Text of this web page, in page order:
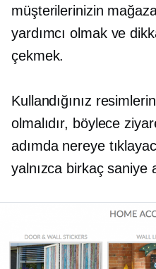
müşterilerinizin
yardımcı olmak ve
çekmek.
Kullandığınız
olmalıdır, böylece
adımda nereye
yalnızca birkaç saniye